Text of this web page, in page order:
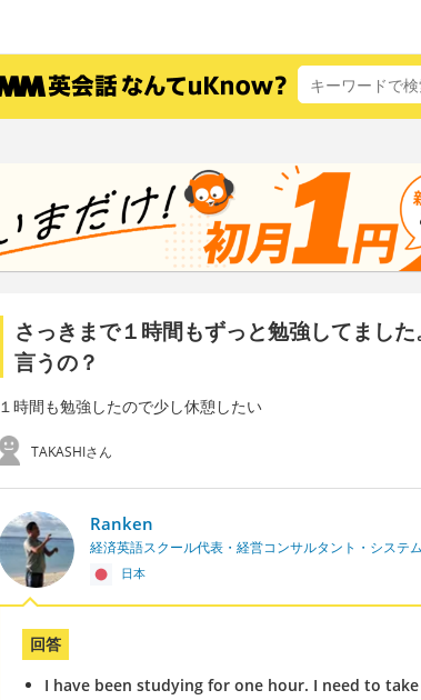
さっきまで１時間もずっと勉強してまし
言うの？
１時間も勉強したので少し休憩したい
TAKASHIさん
Ranken
経済英語スクール代表・経営コンサルタント・システ
日本
回答
I have been studying for one hour. I need to